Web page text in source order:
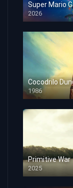
Super Mario
2026
HD 1080p
Cocodrilo
1986
HD 1080p
Primitive War
2025
HD 1080p